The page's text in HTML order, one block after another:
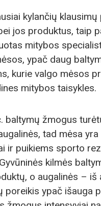
kylančių
jos produktus, taip
mitybos
ypač daug
kurie valgo mėsos
mitybos taisykles.
baltymų žmogus
tad mėsa
ir puikiems sporto
kilmės
o augalinės –
poreikis ypač išauga